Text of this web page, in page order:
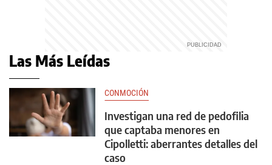
Las Más Leídas
CONMOCIÓN
Investigan una red de pedofilia
que captaba menores en
Cipolletti: aberrantes detalles del
caso